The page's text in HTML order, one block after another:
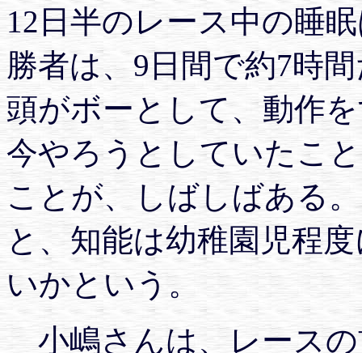
12日半のレース中の睡
勝者は、9日間で約7時
頭がボーとして、動作
今やろうとしていたこ
ことが、しばしばある
と、知能は幼稚園児程
いかという。
小嶋さんは、レースの